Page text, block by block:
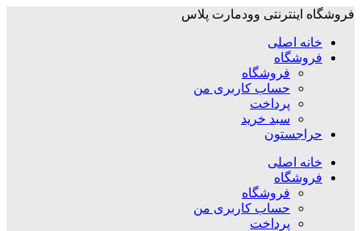
فروشگاه اینترنتی وودمارت پلاس
خانه اصلی
فروشگاه
فروشگاه
حساب کاربری من
پرداخت
سبد خرید
حراجستون
خانه اصلی
فروشگاه
فروشگاه
حساب کاربری من
پرداخت